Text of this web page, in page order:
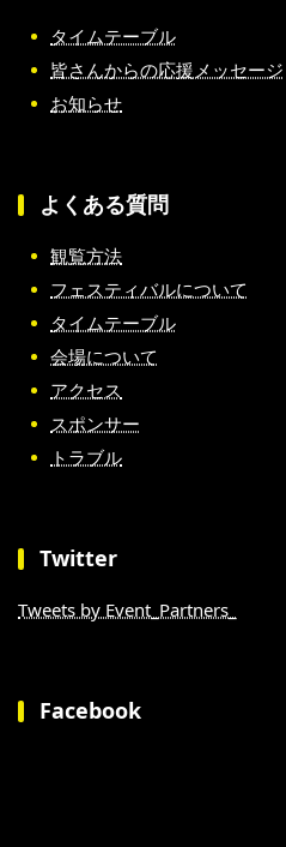
タイムテーブル
皆さんからの応援メッセージ
お知らせ
よくある質問
観覧方法
フェスティバルについて
タイムテーブル
会場について
アクセス
スポンサー
トラブル
Twitter
Tweets by Event_Partners_
Facebook